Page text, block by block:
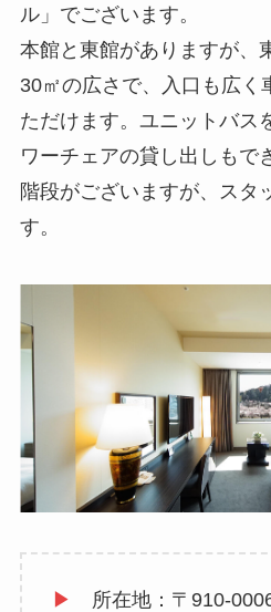
ル」でございます。
本館と東館がありますが、
30㎡の広さで、入口も広く
ただけます。ユニットバス
ワーチェアの貸し出しもで
階段がございますが、スタ
す。
▶ 所在地： 〒910-